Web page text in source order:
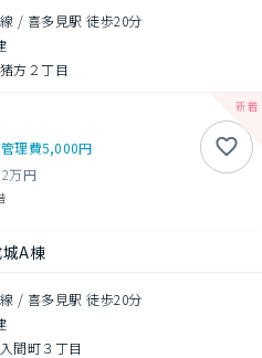
/ 喜多見駅 徒歩20分
方２丁目
管理費5,000円
万円
A棟
/ 喜多見駅 徒歩20分
間町３丁目